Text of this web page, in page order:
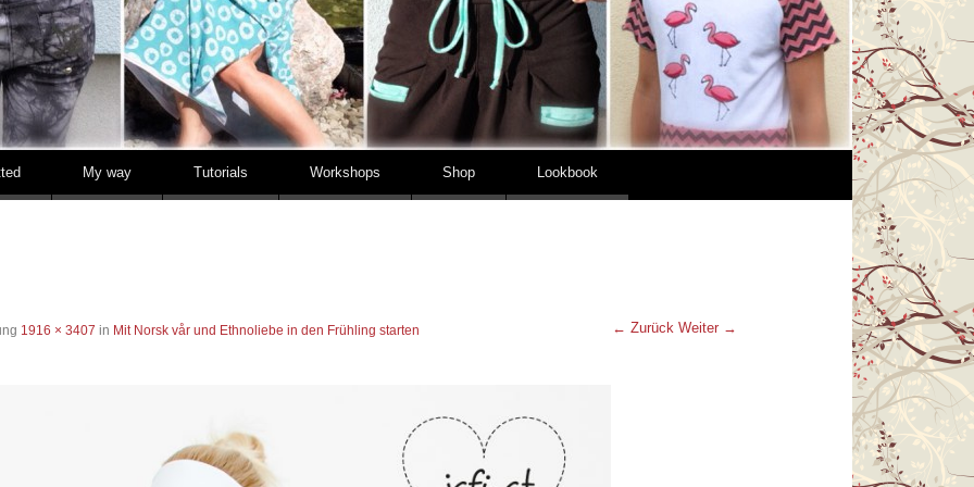
My way Tutorials Workshops Shop Lookbook
1916 × 3407 in Mit Norsk vår und Ethnoliebe in den Frühling starten ← Zurück Weiter →